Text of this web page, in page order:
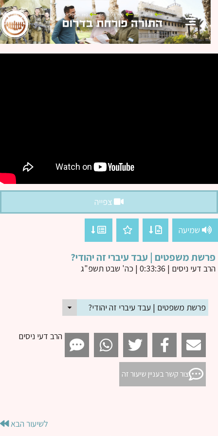
צפייה
שמיעה
משפטים | עבד עיברי זה יהודי?
דעי ניסים| 0:33:36 | כה' שבט תשפ"ג
פרשת משפטים | עבד עיברי זה יהודי?
הרב דעי ניסים
צור קשר בעניין שיעור זה
לשיעור הבא